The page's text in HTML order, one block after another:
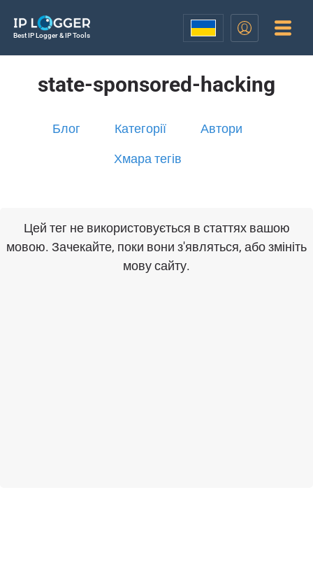
Best IP Logger & IP Tools
state-sponsored-hacking
Блог Категорії Автори
Хмара тегів